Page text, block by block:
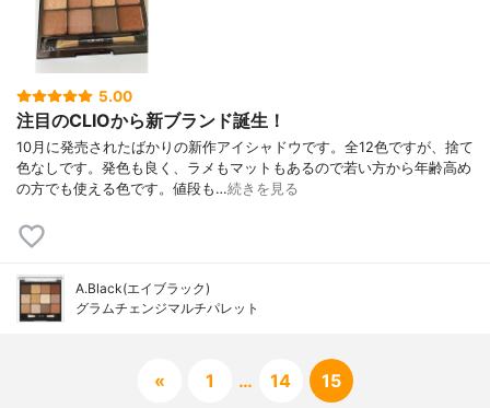
5.00
注目のCLIOから新ブランド誕生！
10月に発売されたばかりの新作アイシャドウです。全12色ですが、捨て
色なしです。発色も良く、ラメもマットもあるので若い方から年齢高め
の方でも使える色です。値段も…続きを見る
A.Black(エイブラック)
グラムチェンジマルチパレット
« 1 … 14 15